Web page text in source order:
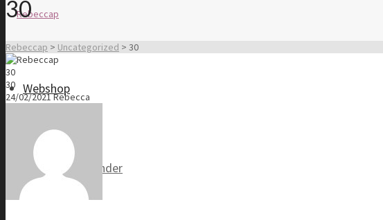
Webshop
Tøj til kvinder
30
Rebeccap > Uncategorized > 30
30
30
24/02/2021Rebecca